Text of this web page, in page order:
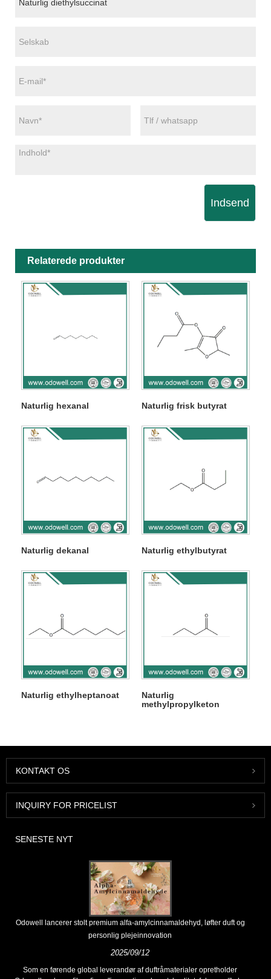
Indsend
Relaterede produkter
Naturlig hexanal Naturlig frisk butyrat
Naturlig dekanal Naturlig ethylbutyrat
Naturlig ethylheptanoat
Naturlig
methylpropylketon
KONTAKT OS
INQUIRY FOR PRICELIST
SENESTE NYT
Odowell lancerer stolt premium alfa-amylcinnamaldehyd, løfter duft og
personlig plejeinnovation
2025/09/12
Som en førende global leverandør af duftråmaterialer opretholder